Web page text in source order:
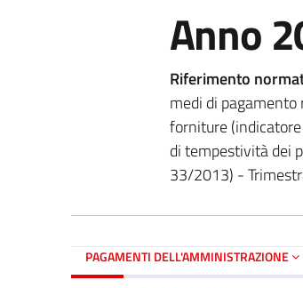
Anno
Riferimento
medi di
forniture
di tempestività dei
33/2013) -
PAGAMENTI DELL'AMMINISTRAZIONE